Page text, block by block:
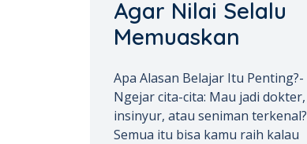
Agar Nilai Selalu
Memuaskan
Apa Alasan Belajar Itu Penting?-
Ngejar cita-cita: Mau jadi dokter,
insinyur, atau seniman terkenal?
Semua itu bisa kamu raih kalau